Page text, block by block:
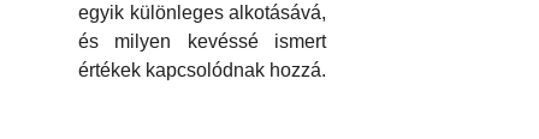
egyik különleges alkotásává,
és milyen kevéssé ismert
értékek kapcsolódnak hozzá.